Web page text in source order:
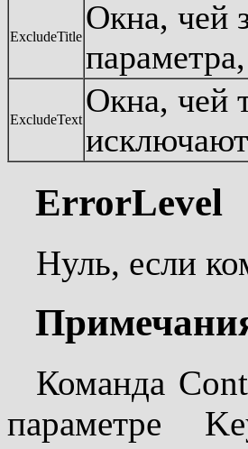
ExcludeTitle
Окна, чей
ExcludeText
Окна, чей
ErrorLevel
Нуль, если
Команда
параметре